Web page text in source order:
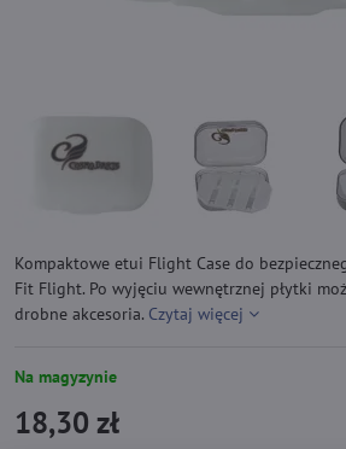
Kompaktowe etui Flight Case do
Fit Flight. Po wyjęciu wewnętrznej płytki
drobne akcesoria. Czytaj więcej
Na magyzynie
18,30 zł